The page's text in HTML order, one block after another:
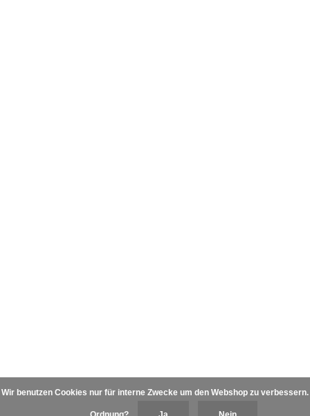
Wir benutzen Cookies nur für interne Zwecke um den Webshop zu